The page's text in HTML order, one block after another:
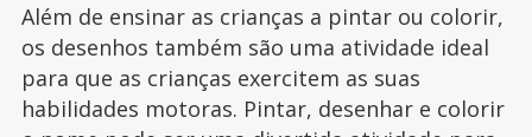
Além de ensinar as crianças a pintar ou colorir,
os desenhos também são uma atividade ideal
para que as crianças exercitem as suas
habilidades motoras. Pintar, desenhar e colorir